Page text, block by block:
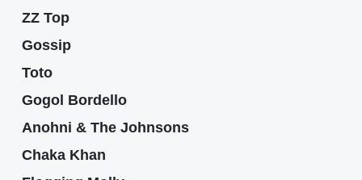
ZZ Top
Gossip
Toto
Gogol Bordello
Anohni & The Johnsons
Chaka Khan